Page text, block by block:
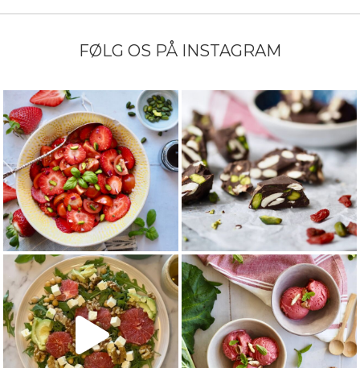
FØLG OS PÅ INSTAGRAM